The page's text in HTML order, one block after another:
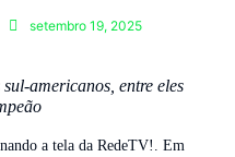
setembro 19, 2025
americanos, entre eles
a tela da RedeTV!. Em